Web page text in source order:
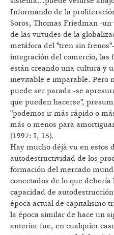
Informando de la
Soros, Thomas Friedman -
de las virtudes de la
metáfora del "tren sin
integración del comercio, las
están creando una cultura y
inevitable e imparable. Pero
puede ser parada -se
que pueden hacerse",
"podemos ir más rápido o
más o menos para
(1997: I, 15).
Hay mucho déjà vu en estos
autodestructividad de los
formación del mercado
conectados de lo que
capacidad de
época actual de capitalismo
la época similar de hace un
anterior fue, en cualquier